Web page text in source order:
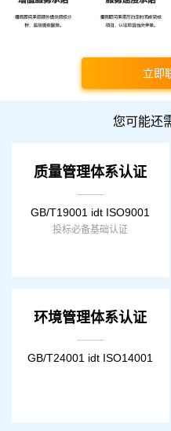
立即
您可能还
质量管理体系认证
GB/T19001 idt ISO9001
投标必备基础认证
环境管理体系认证
GB/T24001 idt ISO14001